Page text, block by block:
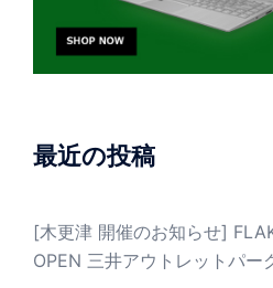
最近の投稿
[木更津 開催のお知らせ]
OPEN 三井アウトレットパー